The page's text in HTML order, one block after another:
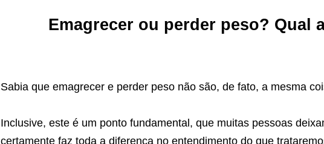
Emagrecer ou perder peso? Qual
Sabia que emagrecer e perder peso não são, de fato, a mesma
Inclusive, este é um ponto fundamental, que muitas pessoas
certamente faz toda a diferença no entendimento do que